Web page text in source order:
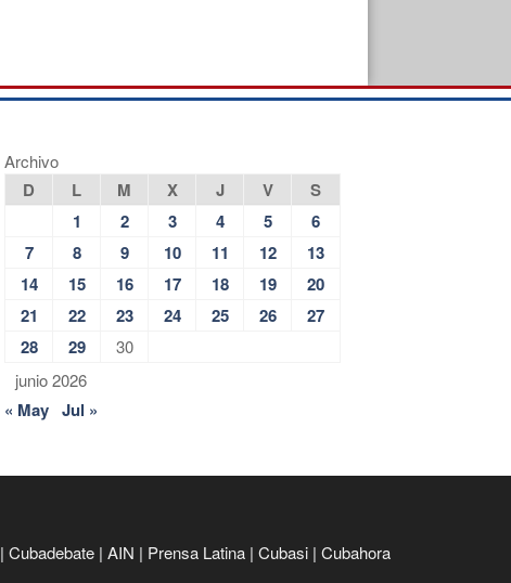
Archivo
junio 2026
D L M X J V
S
1
2 3 4 5
6
7
8 9 10 11 12
13
14
15 16 17 18 19
20
21
22 23 24 25 26
27
28
29 30
« May Jul »
| Cubadebate | AIN | Prensa Latina | Cubasi | Cubahora